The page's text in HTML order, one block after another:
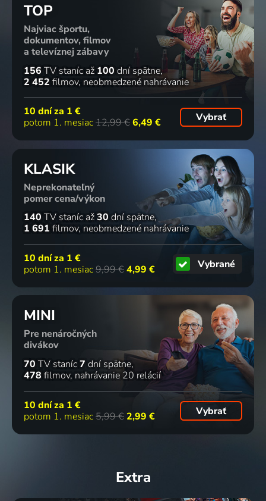
TOP
Najviac športu,
dokumentov, filmov
a televíznej zábavy
156 TV staníc až 100 dní spätne
2 452 filmov neobmedzené nahrávanie
10 dní za 1 €
potom 1. mesiac12,99 €6,49 € Vybrať
KLASIK
Neprekonateľný
pomer cena/výkon
140 TV staníc až30 dní spätne
1 691 filmov neobmedzené nahrávanie
10 dní za 1 €
potom 1. mesiac9,99 €4,99 € Vybrané
MINI
Pre nenáročných
divákov
70 TV staníc7 dní spätne
478 filmov nahrávanie 20 relácií
10 dní za 1 €
potom 1. mesiac5,99 € 2,99 € Vybrať
Extra